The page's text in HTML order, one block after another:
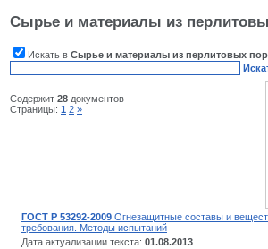
Сырье и материалы из
Искать в Сырье и материалы из перлитовых
Содержит 28 документов
Страницы: 1 2 »
ГОСТ Р 53292-2009 Огнезащитные составы и
требования. Методы испытаний
Дата актуализации текста: 01.08.2013